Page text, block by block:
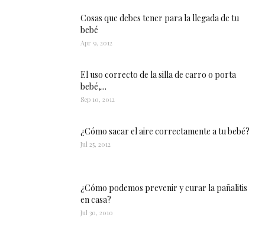
Cosas que debes tener para la llegada de tu
bebé
Apr 9, 2012
El uso correcto de la silla de carro o porta
bebé,...
Sep 10, 2012
¿Cómo sacar el aire correctamente a tu bebé?
Jul 25, 2012
¿Cómo podemos prevenir y curar la pañalitis
en casa?
Jul 30, 2010